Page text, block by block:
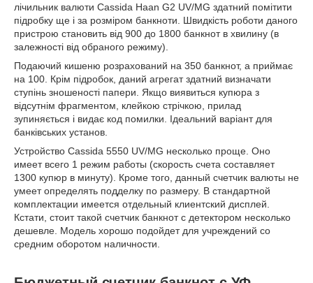
лічильник валюти Cassida Haan G2 UV/MG здатний помітити
підробку ще і за розміром банкноти. Швидкість роботи даного
пристрою становить від 900 до 1800 банкнот в хвилину (в
залежності від обраного режиму).
Подаючий кишеню розрахований на 350 банкнот, а приймає
на 100. Крім підробок, даний агрегат здатний визначати
ступінь зношеності папери. Якщо виявиться купюра з
відсутнім фрагментом, клейкою стрічкою, прилад
зупиняється і видає код помилки. Ідеальний варіант для
банківських установ.
Устройство Cassida 5550 UV/MG несколько проще. Оно
имеет всего 1 режим работы (скорость счета составляет
1300 купюр в минуту). Кроме того, данный счетчик валюты не
умеет определять подделку по размеру. В стандартной
комплектации имеется отдельный клиентский дисплей.
Кстати, стоит такой счетчик банкнот с детектором несколько
дешевле. Модель хорошо подойдет для учреждений со
средним оборотом наличности.